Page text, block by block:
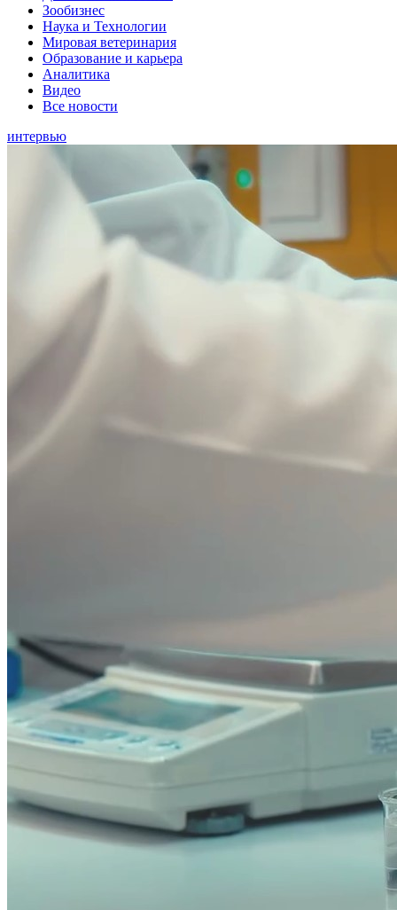
Зообизнес
Наука и Технологии
Мировая ветеринария
Образование и карьера
Аналитика
Видео
Все новости
интервью